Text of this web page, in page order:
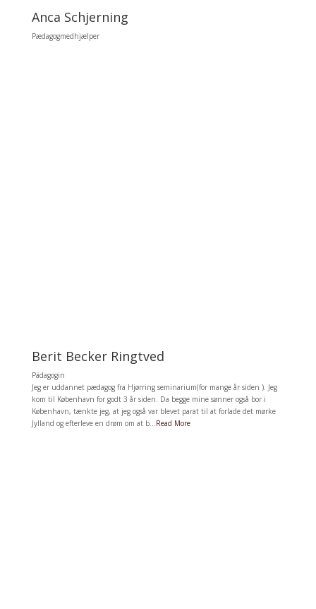
Anca Schjerning
Pædagogmedhjælper
Berit Becker Ringtved
Pädagogin
Jeg er uddannet pædagog fra Hjørring seminarium(for mange år siden ). Jeg
kom til København for godt 3 år siden. Da begge mine sønner også bor i
København, tænkte jeg, at jeg også var blevet parat til at forlade det mørke
Jylland og efterleve en drøm om at b... Read More